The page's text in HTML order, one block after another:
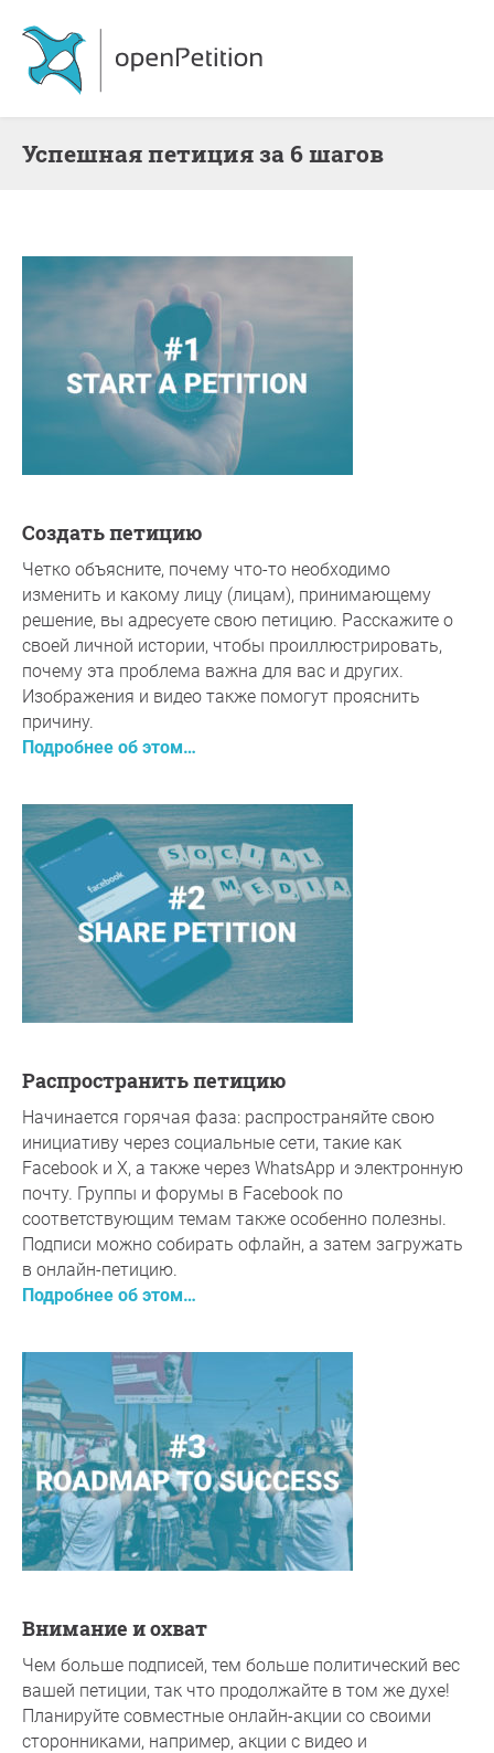
Успешная петиция за 6 шагов
Создать петицию
Четко объясните, почему что-то необходимо
изменить и какому лицу (лицам), принимающему
решение, вы адресуете свою петицию. Расскажите о
своей личной истории, чтобы проиллюстрировать,
почему эта проблема важна для вас и других.
Изображения и видео также помогут прояснить
причину.
Подробнее об этом…
Распространить петицию
Начинается горячая фаза: распространяйте свою
инициативу через социальные сети, такие как
Facebook и X, а также через WhatsApp и электронную
почту. Группы и форумы в Facebook по
соответствующим темам также особенно полезны.
Подписи можно собирать офлайн, а затем загружать
в онлайн-петицию.
Подробнее об этом…
Внимание и охват
Чем больше подписей, тем больше политический вес
вашей петиции, так что продолжайте в том же духе!
Планируйте совместные онлайн-акции со своими
сторонниками, например, акции с видео и